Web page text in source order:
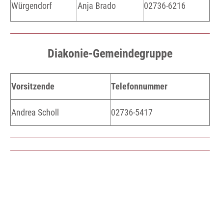
Würgendorf Anja Brado 02736-6216
Diakonie-Gemeindegruppe
Vorsitzende Telefonnummer
Andrea Scholl 02736-5417